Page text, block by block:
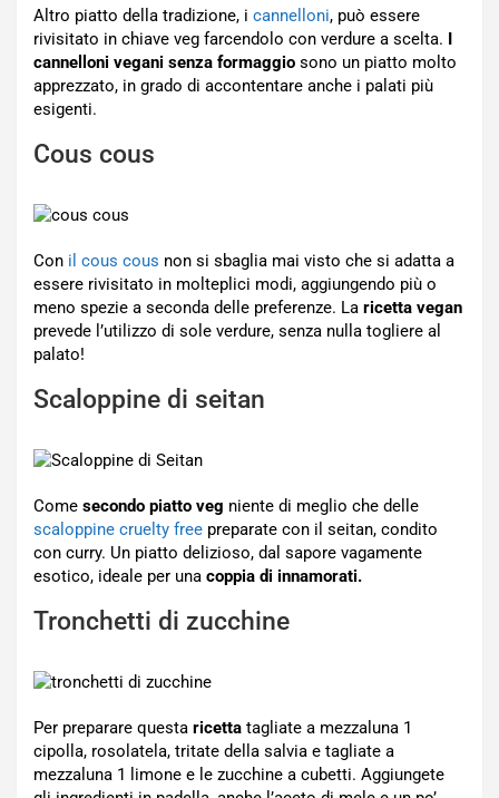
Altro piatto della tradizione, i cannelloni, può essere
rivisitato in chiave veg farcendolo con verdure a scelta. I
cannelloni vegani senza formaggio sono un piatto molto
apprezzato, in grado di accontentare anche i palati più
esigenti.
Cous cous
Con il cous cous non si sbaglia mai visto che si adatta a
essere rivisitato in molteplici modi, aggiungendo più o
meno spezie a seconda delle preferenze. La ricetta vegan
prevede l’utilizzo di sole verdure, senza nulla togliere al
palato!
Scaloppine di seitan
Come secondo piatto veg niente di meglio che delle
scaloppine cruelty free preparate con il seitan, condito
con curry. Un piatto delizioso, dal sapore vagamente
esotico, ideale per una coppia di innamorati.
Tronchetti di zucchine
Per preparare questa ricetta tagliate a mezzaluna 1
cipolla, rosolatela, tritate della salvia e tagliate a
mezzaluna 1 limone e le zucchine a cubetti. Aggiungete